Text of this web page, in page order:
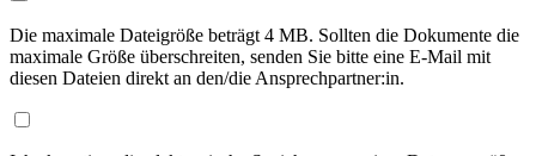
Die maximale Dateigröße beträgt 4 MB. Sollten die Dokumente die
maximale Größe überschreiten, senden Sie bitte eine E-Mail mit
diesen Dateien direkt an den/die Ansprechpartner:in.